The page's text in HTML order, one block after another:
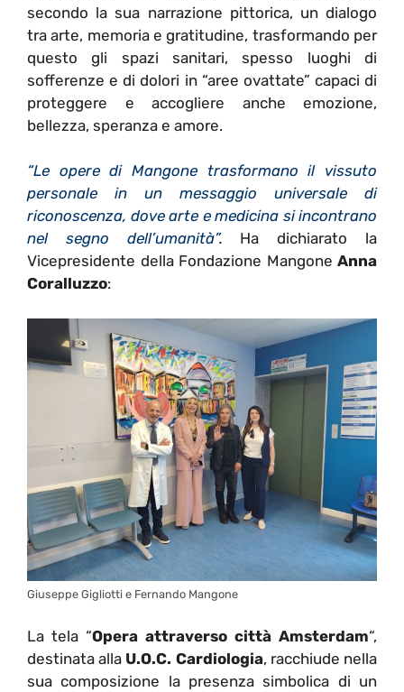
secondo la sua narrazione pittorica, un dialogo
tra arte, memoria e gratitudine, trasformando per
questo gli spazi sanitari, spesso luoghi di
sofferenze e di dolori in “aree ovattate” capaci di
proteggere e accogliere anche emozione,
bellezza, speranza e amore.
“Le opere di Mangone trasformano il vissuto
personale in un messaggio universale di
riconoscenza, dove arte e medicina si incontrano
nel segno dell’umanità”. Ha dichiarato la
Vicepresidente della Fondazione Mangone Anna
Coralluzzo:
Giuseppe Gigliotti e Fernando Mangone
La tela “Opera attraverso città Amsterdam“,
destinata alla U.O.C. Cardiologia, racchiude nella
sua composizione la presenza simbolica di un